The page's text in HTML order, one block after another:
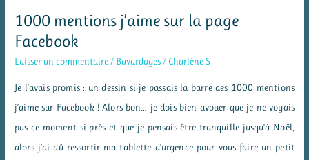
1000 mentions j’aime sur la page
Facebook
Laisser un commentaire / Bavardages / Charlène S
Je l’avais promis : un dessin si je passais la barre des 1000 mentions
j’aime sur Facebook ! Alors bon… je dois bien avouer que je ne voyais
pas ce moment si près et que je pensais être tranquille jusqu’à Noël,
alors j’ai dû ressortir ma tablette d’urgence pour vous faire un petit